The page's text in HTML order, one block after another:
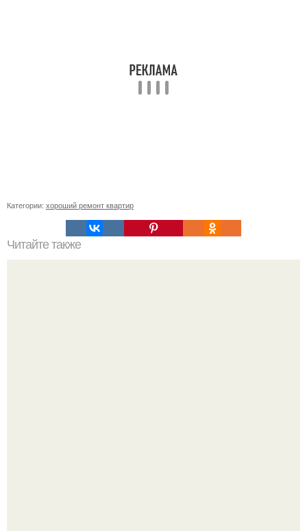
Категории: хороший ремонт квартир
Читайте также